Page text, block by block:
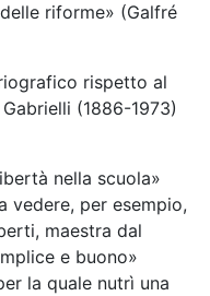
riforme» (Galfré
rispetto al
(1886-1973)
nella scuola»
vedere, per esempio,
maestra dal
e buono»
la quale nutrì una